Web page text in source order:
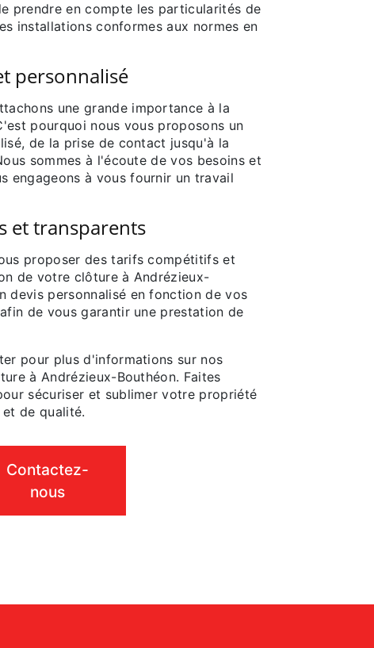
prendre en compte les particularités de
installations conformes aux normes en
personnalisé
une grande importance à la
pourquoi nous vous proposons un
de la prise de contact jusqu'à la
sommes à l'écoute de vos besoins et
engageons à vous fournir un travail
et transparents
proposer des tarifs compétitifs et
de votre clôture à Andrézieux-
devis personnalisé en fonction de vos
de vous garantir une prestation de
pour plus d'informations sur nos
à Andrézieux-Bouthéon. Faites
sécuriser et sublimer votre propriété
de qualité.
Contactez-
nous